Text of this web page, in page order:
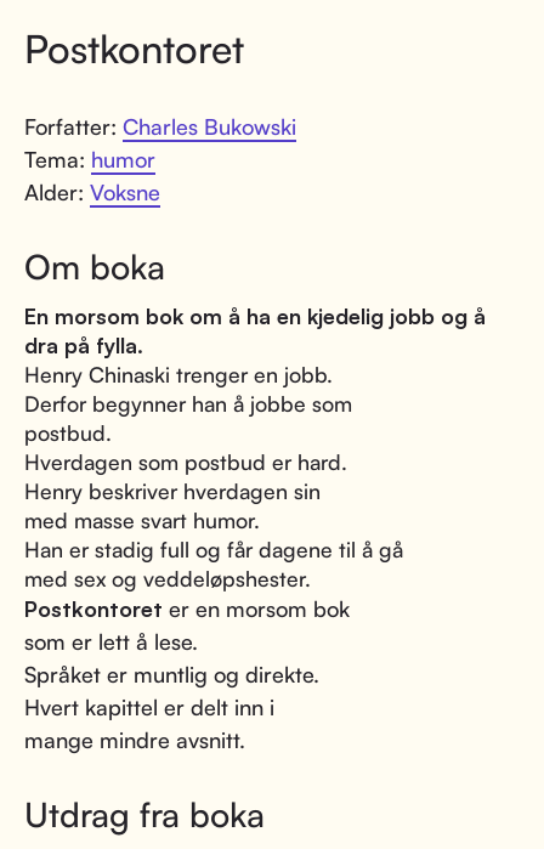
Postkontoret
Forfatter: Charles Bukowski
Tema: humor
Alder: Voksne
Om boka
En morsom bok om å ha en kjedelig jobb og å
dra på fylla.
Henry Chinaski trenger en jobb.
Derfor begynner han å jobbe som
postbud.
Hverdagen som postbud er hard.
Henry beskriver hverdagen sin
med masse svart humor.
Han er stadig full og får dagene til å gå
med sex og veddeløpshester.
Postkontoret er en morsom bok
som er lett å lese.
Språket er muntlig og direkte.
Hvert kapittel er delt inn i
mange mindre avsnitt.
Utdrag fra boka